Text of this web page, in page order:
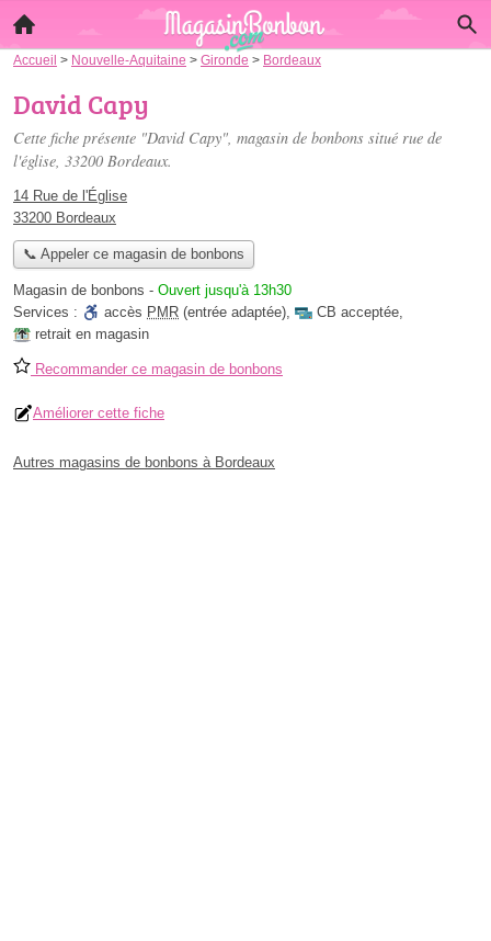
Accueil > Nouvelle-Aquitaine > Gironde > Bordeaux
David Capy
Cette fiche présente "David Capy", magasin de bonbons situé rue de
l'église, 33200 Bordeaux.
14 Rue de l'Église
33200 Bordeaux
📞 Appeler ce magasin de bonbons
Magasin de bonbons - Ouvert jusqu'à 13h30
Services :
accès PMR (entrée adaptée), CB acceptée,
retrait en magasin
Recommander ce magasin de bonbons
Améliorer cette fiche
Autres magasins de bonbons à Bordeaux